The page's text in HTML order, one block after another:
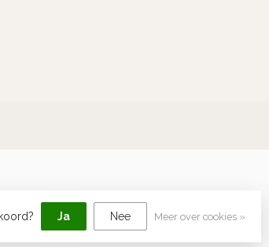
Ja Nee Meer over cookies »